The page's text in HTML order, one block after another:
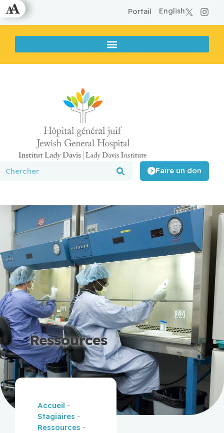
English
Portail
Faire un don
Ressources
Accueil -
Stagiaires -
Ressources -